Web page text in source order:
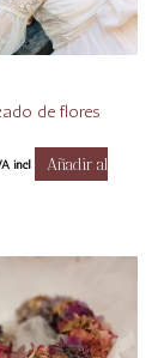
de flores
incl
Añadir al